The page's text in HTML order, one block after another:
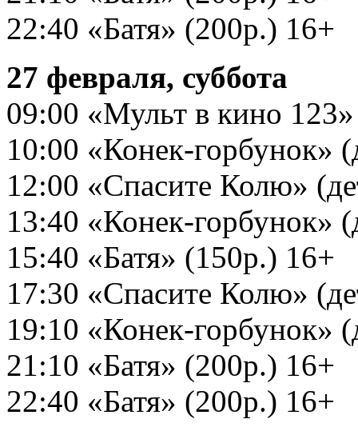
22:40 «Батя» (200р.) 16+
27 февраля, суббота
09:00 «Мульт в кино
10:00 «Конек-горбунок»
12:00 «Спасите Колю»
13:40 «Конек-горбунок»
15:40 «Батя» (150р.) 16+
17:30 «Спасите Колю»
19:10 «Конек-горбунок»
21:10 «Батя» (200р.) 16+
22:40 «Батя» (200р.) 16+